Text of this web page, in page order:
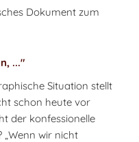
Dokument zum
..."
Situation stellt
schon heute vor
der konfessionelle
wir nicht